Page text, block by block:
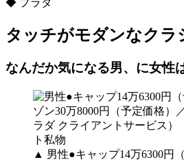
タッチがモダンなクラ
なんだか気になる男、に女性
▲ 男性●キャップ14万6300円